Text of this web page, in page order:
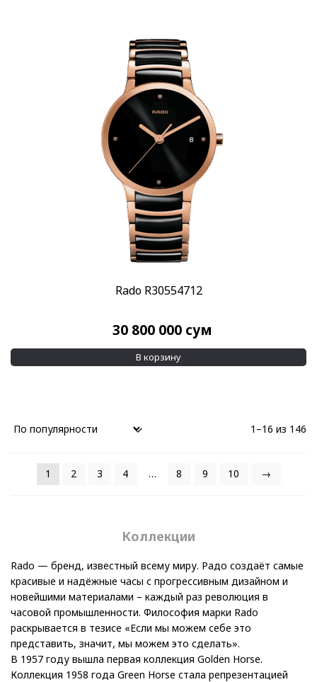
Rado R30554712
30 800 000 сум
В корзину
1–16 из 146
1 2 3 4 … 8 9 10 →
Коллекции
Rado — бренд, известный всему миру. Радо создаёт самые
красивые и надёжные часы с прогрессивным дизайном и
новейшими материалами – каждый раз революция в
часовой промышленности. Философия марки Rado
раскрывается в тезисе «Если мы можем себе это
представить, значит, мы можем это сделать».
В 1957 году вышла первая коллекция Golden Horse.
Коллекция 1958 года Green Horse стала репрезентацией